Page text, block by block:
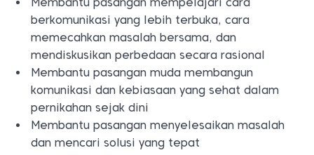
berkomunikasi yang lebih terbuka, cara
memecahkan masalah bersama, dan
mendiskusikan perbedaan secara rasional
Membantu pasangan muda membangun
komunikasi dan kebiasaan yang sehat dalam
pernikahan sejak dini
Membantu pasangan menyelesaikan masalah
dan mencari solusi yang tepat